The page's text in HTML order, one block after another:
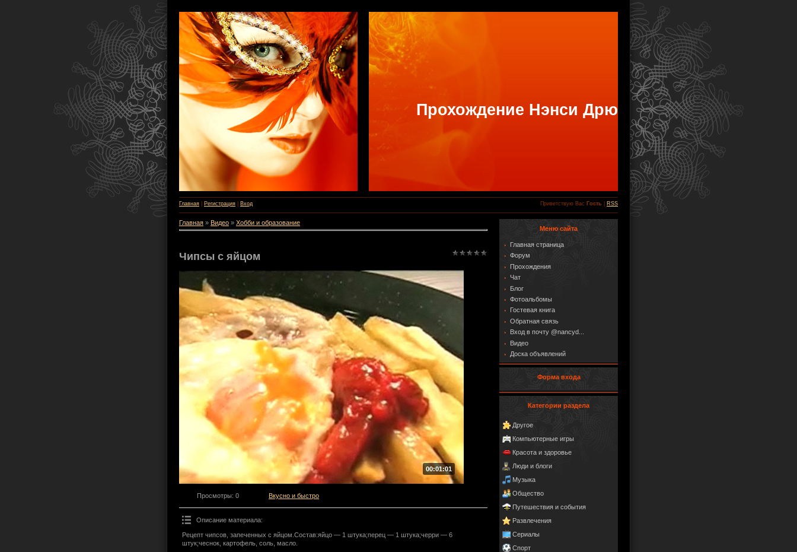
Прохождение Нэнси Дрю
Главная Регистрация Вход Приветствую Вас Гость RSS
Главная » Видео » Хобби и образование
Чипсы с яйцом
00:01:01
Просмотры: 0 Вкусно и быстро
Описание материала:
Рецепт чипсов, запеченных с яйцом.Состав:яйцо — 1 штука;перец — 1 штука;черри — 6
штук;чеснок, картофель, соль, масло.
Меню сайта
Главная страница
Форум
Прохождения
Чат
Блог
Фотоальбомы
Гостевая книга
Обратная связь
Вход в почту @nancyd...
Видео
Доска объявлений
Форма входа
Категории раздела
Другое
Компьютерные игры
Красота и здоровье
Люди и блоги
Музыка
Общество
Путешествия и события
Развлечения
Сериалы
Спорт